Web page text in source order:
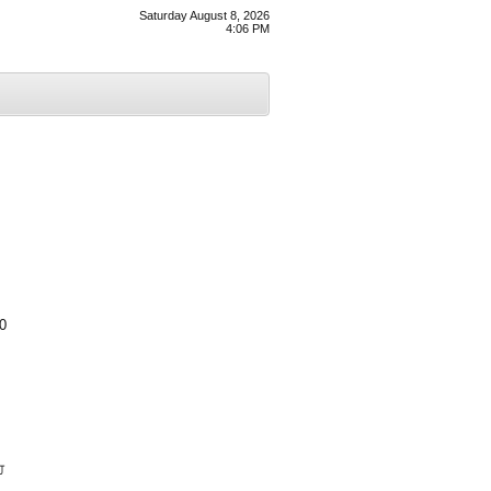
Saturday August 8, 2026
4:06 PM